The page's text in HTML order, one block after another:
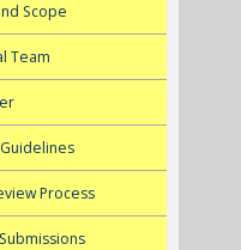
Scope
Team
Process